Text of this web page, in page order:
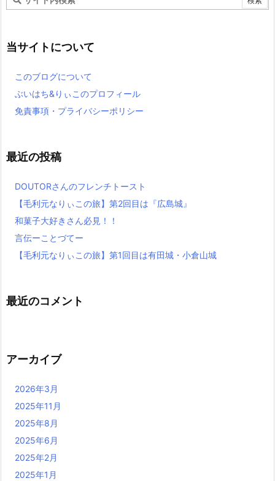
当サイトについて
このブログについて
ぶいはち&りぃこのプロフィール
免責事項・プライバシーポリシー
最近の投稿
DOUTORさんのフレンチトースト
【毛利元なりぃこの旅】第2回目は『広島城』
和菓子大好きさん必見！！
言伝ーことづてー
【毛利元なりぃこの旅】第1回目は有田城・小倉山城
最近のコメント
アーカイブ
2026年3月
2025年11月
2025年8月
2025年6月
2025年2月
2025年1月